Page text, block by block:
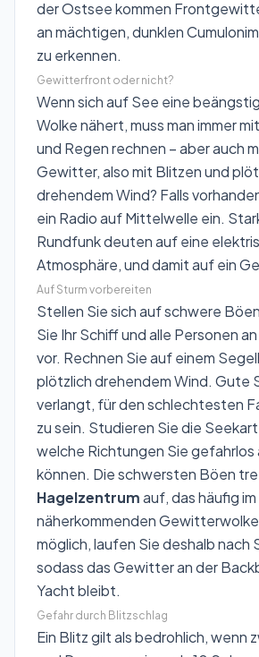
der Ostsee kommen
an mächtigen, dunklen
zu erkennen.
Gewitterfront oder nicht?
Wenn sich auf See eine
Wolke nähert, muss man immer
und Regen rechnen – aber auch
Gewitter, also mit Blitzen und
drehendem Wind? Falls
ein Radio auf Mittelwelle ein.
Rundfunk deuten auf eine
Atmosphäre, und damit auf ein
Auf Sturm vorbereiten
Stellen Sie sich auf schwere
Sie Ihr Schiff und alle Personen
vor. Rechnen Sie auf einem
plötzlich drehendem Wind. Gute
verlangt, für den schlechtesten
zu sein. Studieren Sie die
welche Richtungen Sie gefahrlos
können. Die schwersten Böen
Hagelzentrumauf, das häufig
näherkommenden
möglich, laufen Sie deshalb nach
sodass das Gewitter an der
Yacht bleibt.
Gefahr durch Blitzschlag
Ein Blitz gilt als bedrohlich, wenn